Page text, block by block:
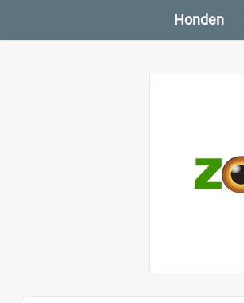
Honden